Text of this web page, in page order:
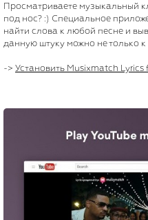
Просматриваете музыкальный
под нос? :) Специальное
найти слова к любой песне и
данную штуку можно не только
-> Установить Musixmatch Lyrics